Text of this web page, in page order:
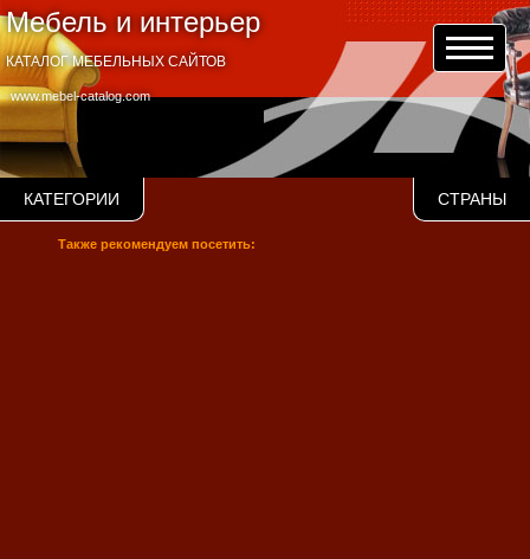
Мебель и интерьер
www.mebel-catalog.com
КАТАЛОГ МЕБЕЛЬНЫХ САЙТОВ
КАТЕГОРИИ СТРАНЫ
Также рекомендуем посетить: